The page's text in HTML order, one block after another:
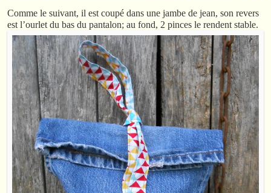
Comme le suivant, il est coupé dans une jambe de jean, son revers
est l’ourlet du bas du pantalon; au fond, 2 pinces le rendent stable.